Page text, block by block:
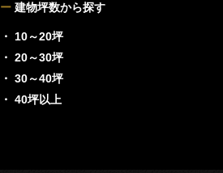
ー 建物坪数から探す
・ 10～20坪
・ 20～30坪
・ 30～40坪
・ 40坪以上